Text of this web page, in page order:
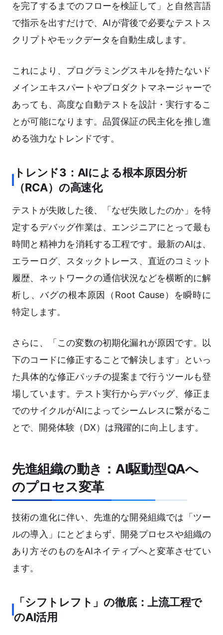
を完了するまでのフローを検証して」と自然言語
で指示を出すだけで、AIが背後で必要なテストス
クリプトやモックデータを自動生成します。
これにより、プログラミングスキルを持たないド
メインエキスパートやプロダクトマネージャーで
あっても、高度な自動テストを設計・実行するこ
とが可能になります。品質保証の民主化を推し進
める強力なトレンドです。
トレンド3：AIによる根本原因分析
（RCA）の高速化
テストが失敗した後、「なぜ失敗したのか」を特
定するデバッグ作業は、エンジニアにとって最も
時間と精神力を消耗する工程です。最新のAIは、
エラーログ、スタックトレース、直近のコミット
履歴、ネットワークの通信状況などを横断的に解
析し、バグの根本原因（Root Cause）を瞬時に
特定します。
さらに、「この変数の初期化漏れが原因です。以
下のコードに修正することで解決します」といっ
た具体的な修正パッチの提案まで行うツールも登
場しています。テスト実行からデバッグ、修正ま
でのサイクルがAIによってシームレスに繋がるこ
とで、開発体験（DX）は飛躍的に向上します。
先進組織の動き：AI駆動型QAへ
のプロセス変革
技術の進化に伴い、先進的な開発組織では「ツー
ルの導入」にとどまらず、開発プロセスや組織の
あり方そのものをAIネイティブへと変革させてい
ます。
「シフトレフト」の徹底：上流工程で
のAI活用